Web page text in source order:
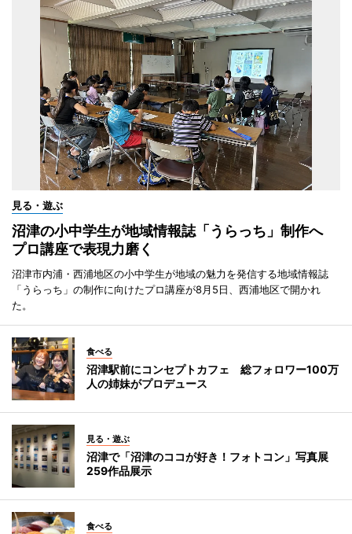
見る・遊ぶ
沼津の小中学生が地域情報誌「うらっち」制作へ
プロ講座で表現力磨く
沼津市内浦・西浦地区の小中学生が地域の魅力を発信する地域情報誌
「うらっち」の制作に向けたプロ講座が8月5日、西浦地区で開かれ
た。
食べる
沼津駅前にコンセプトカフェ 総フォロワー100万
人の姉妹がプロデュース
見る・遊ぶ
沼津で「沼津のココが好き！フォトコン」写真展
259作品展示
食べる